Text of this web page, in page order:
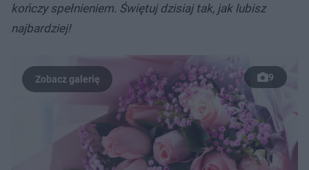
kończy spełnieniem. Świętuj dzisiaj tak, jak lubisz
najbardziej!
9